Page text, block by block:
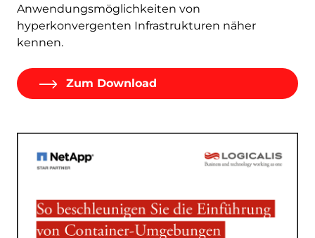
Anwendungsmöglichkeiten von
hyperkonvergenten Infrastrukturen näher
kennen.
Zum Download